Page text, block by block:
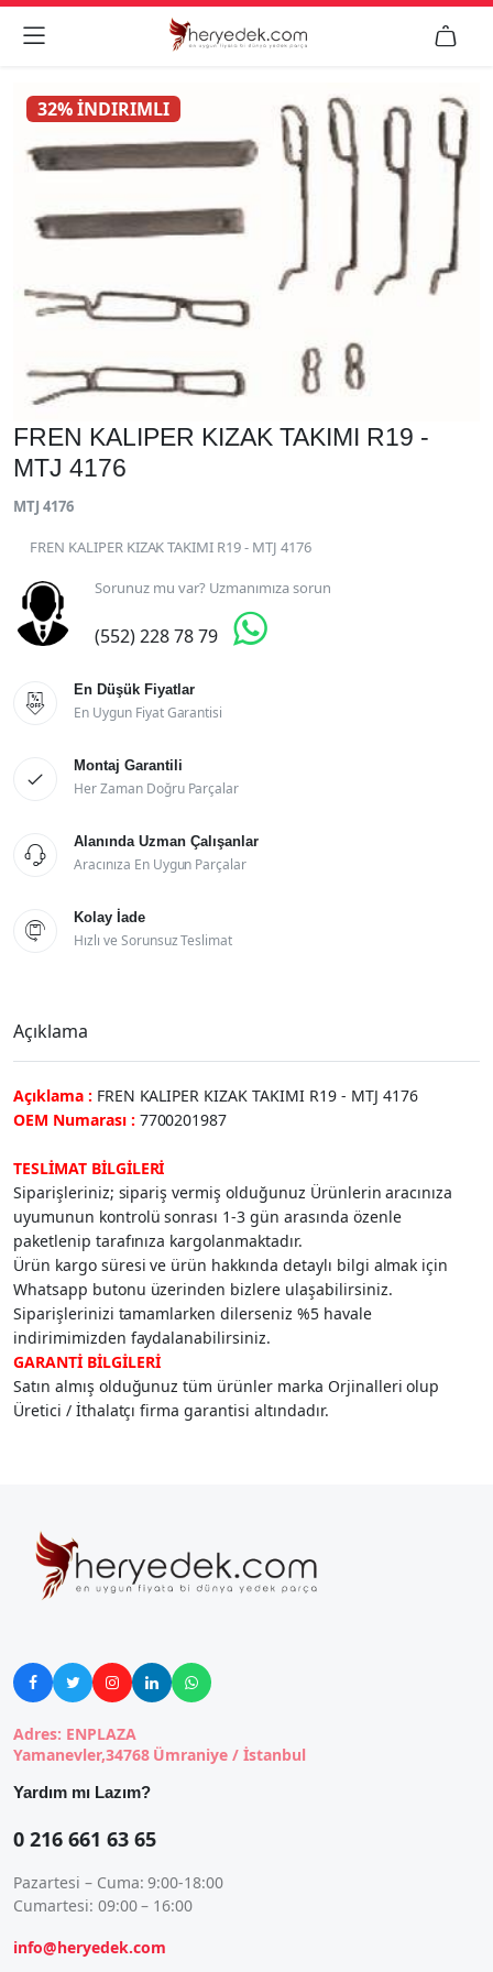
 
32% İNDIRIMLI
FREN KALIPER KIZAK TAKIMI R19 -
MTJ 4176
MTJ 4176
FREN KALIPER KIZAK TAKIMI R19 - MTJ 4176
Sorunuz mu var? Uzmanımıza sorun
(552) 228 78 79 

En Düşük Fiyatlar
En Uygun Fiyat Garantisi

Montaj Garantili
Her Zaman Doğru Parçalar

Alanında Uzman Çalışanlar
Aracınıza En Uygun Parçalar

Kolay İade
Hızlı ve Sorunsuz Teslimat
Açıklama
Açıklama : FREN KALIPER KIZAK TAKIMI R19 - MTJ 4176
OEM Numarası : 7700201987
TESLİMAT BİLGİLERİ
Siparişleriniz; sipariş vermiş olduğunuz Ürünlerin aracınıza
uyumunun kontrolü sonrası 1-3 gün arasında özenle
paketlenip tarafınıza kargolanmaktadır.
Ürün kargo süresi ve ürün hakkında detaylı bilgi almak için
Whatsapp butonu üzerinden bizlere ulaşabilirsiniz.
Siparişlerinizi tamamlarken dilerseniz %5 havale
indirimimizden faydalanabilirsiniz.
GARANTİ BİLGİLERİ
Satın almış olduğunuz tüm ürünler marka Orjinalleri olup
Üretici / İthalatçı firma garantisi altındadır.
    
Adres: ENPLAZA
Yamanevler,34768 Ümraniye / İstanbul
Yardım mı Lazım?
0 216 661 63 65
Pazartesi – Cuma: 9:00-18:00
Cumartesi: 09:00 – 16:00
info@heryedek.com